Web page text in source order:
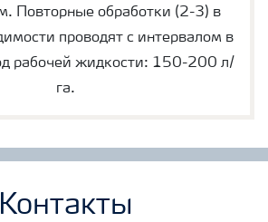
Повторные обработки (2-3) в
проводят с интервалом в
рабочей жидкости: 150-200 л/
га.
Контакты